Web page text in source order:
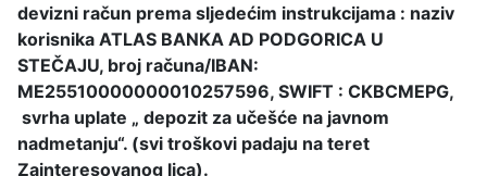
devizni račun prema sljedećim instrukcijama : naziv
korisnika ATLAS BANKA AD PODGORICA U
STEČAJU, broj računa/IBAN:
ME25510000000010257596, SWIFT : CKBCMEPG,
svrha uplate „ depozit za učešće na javnom
nadmetanju“. (svi troškovi padaju na teret
Zainteresovanog lica).